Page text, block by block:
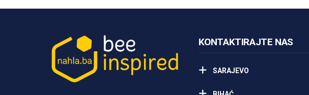
KONTAKTIRAJTE NAS
SARAJEVO